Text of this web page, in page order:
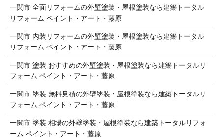
一関市 全面リフォームの外壁塗装・屋根塗装なら建築トータル
リフォーム ペイント・アート・藤原
一関市 内装リフォームの外壁塗装・屋根塗装なら建築トータル
リフォーム ペイント・アート・藤原
一関市 塗装 おすすめの外壁塗装・屋根塗装なら建築トータルリ
フォーム ペイント・アート・藤原
一関市 塗装 無料見積の外壁塗装・屋根塗装なら建築トータルリ
フォーム ペイント・アート・藤原
一関市 塗装 相場の外壁塗装・屋根塗装なら建築トータルリフォ
ーム ペイント・アート・藤原